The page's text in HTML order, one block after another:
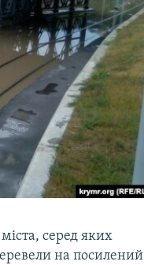
серед яких
на посилений